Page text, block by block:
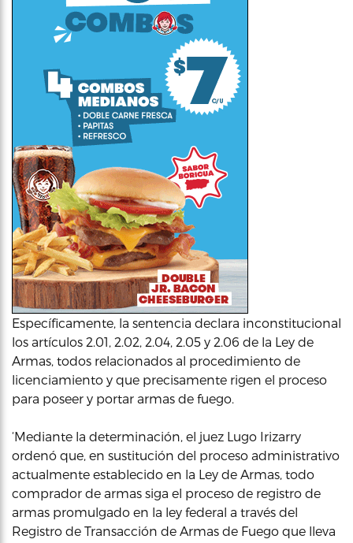
Específicamente, la sentencia declara inconstitucional
los artículos 2.01, 2.02, 2.04, 2.05 y 2.06 de la Ley de
Armas, todos relacionados al procedimiento de
licenciamiento y que precisamente rigen el proceso
para poseer y portar armas de fuego.
‘Mediante la determinación, el juez Lugo Irizarry
ordenó que, en sustitución del proceso administrativo
actualmente establecido en la Ley de Armas, todo
comprador de armas siga el proceso de registro de
armas promulgado en la ley federal a través del
Registro de Transacción de Armas de Fuego que lleva